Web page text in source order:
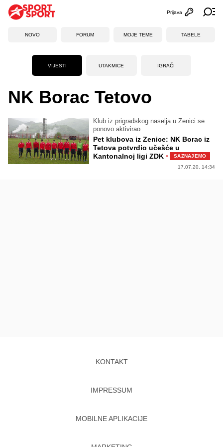
Otvori
Prijava
NOVO FORUM MOJE TEME TABELE
VIJESTI UTAKMICE IGRAČI
NK Borac Tetovo
Klub iz prigradskog naselja u Zenici se
ponovo aktivirao
Pet klubova iz Zenice: NK Borac iz
Tetova potvrdio učešće u
Kantonalnoj ligi ZDK ·
SAZNAJEMO
17.07.20. 14:34
KONTAKT
IMPRESSUM
MOBILNE APLIKACIJE